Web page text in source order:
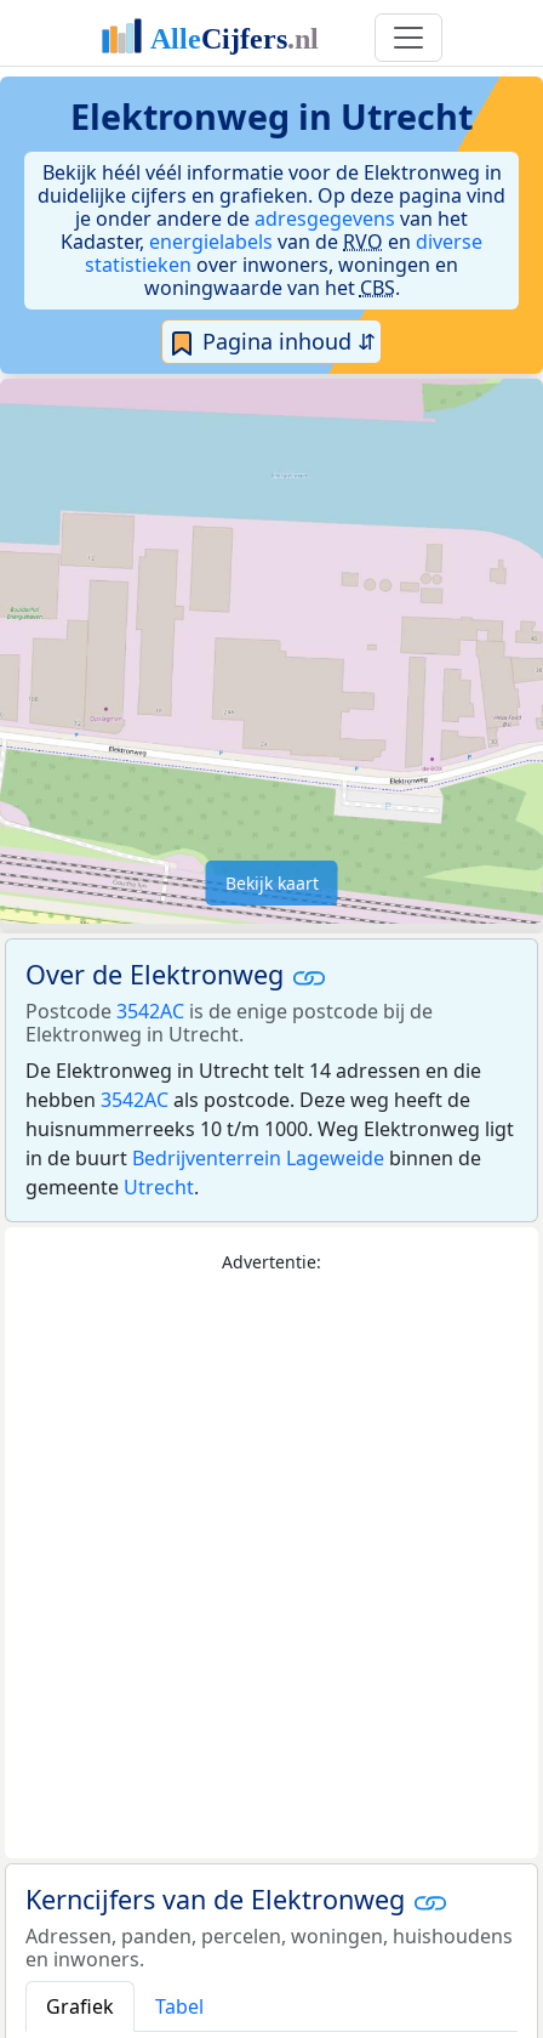
Elektronweg in Utrecht
Bekijk héél véél informatie voor de Elektronweg in
duidelijke cijfers en grafieken. Op deze pagina vind
je onder andere deadresgegevens van het
Kadaster, energielabels van de RVO en diverse
statistieken over inwoners, woningen en
woningwaarde van het CBS.
Pagina inhoud ⇵
Bekijk kaart
Over de Elektronweg
Postcode3542AC is de enige postcode bij de
Elektronweg in Utrecht.
De Elektronweg in Utrecht telt 14 adressen en die
hebben 3542ACals postcode. Deze weg heeft de
huisnummerreeks 10 t/m 1000. Weg Elektronweg ligt
in de buurt Bedrijventerrein Lageweide binnen de
gemeente Utrecht.
Advertentie:
Kerncijfers van de Elektronweg
Adressen, panden, percelen, woningen, huishoudens
en inwoners.
Grafiek
Tabel